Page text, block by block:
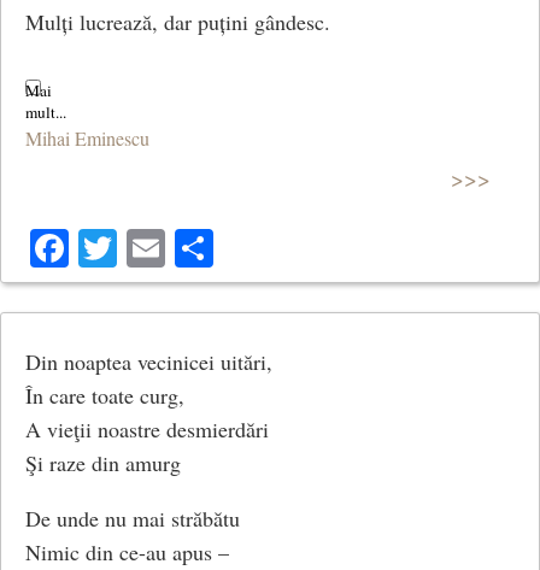
Mulți lucrează, dar puțini gândesc.
Mihai Eminescu
>>>
Facebook
Twitter
Email
Din noaptea vecinicei uitări,
În care toate curg,
A vieţii noastre desmierdări
Şi raze din amurg
De unde nu mai străbătu
Nimic din ce-au apus –